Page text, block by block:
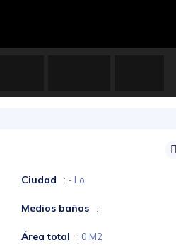
Ciudad : - Lo
Medios baños :
Área total : 0 M2